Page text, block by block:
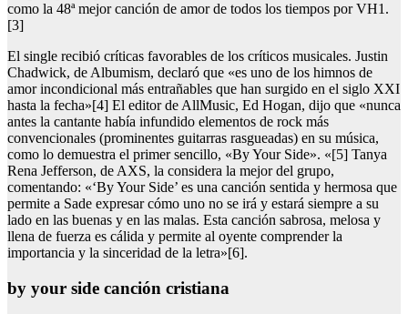
como la 48ª mejor canción de amor de todos los tiempos por VH1.
[3]
El single recibió críticas favorables de los críticos musicales. Justin
Chadwick, de Albumism, declaró que «es uno de los himnos de
amor incondicional más entrañables que han surgido en el siglo XXI
hasta la fecha»[4] El editor de AllMusic, Ed Hogan, dijo que «nunca
antes la cantante había infundido elementos de rock más
convencionales (prominentes guitarras rasgueadas) en su música,
como lo demuestra el primer sencillo, «By Your Side». «[5] Tanya
Rena Jefferson, de AXS, la considera la mejor del grupo,
comentando: «‘By Your Side’ es una canción sentida y hermosa que
permite a Sade expresar cómo uno no se irá y estará siempre a su
lado en las buenas y en las malas. Esta canción sabrosa, melosa y
llena de fuerza es cálida y permite al oyente comprender la
importancia y la sinceridad de la letra»[6].
by your side canción cristiana